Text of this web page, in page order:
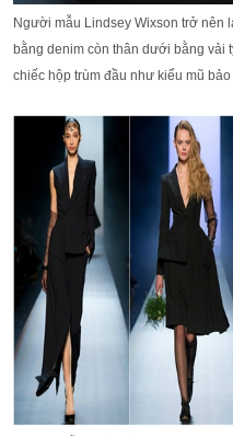
Người mẫu Lindsey Wixson trở nên
bằng denim còn thân dưới bằng vải
chiếc hộp trùm đầu như kiểu mũ